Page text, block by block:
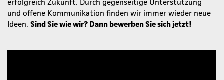
und offene Kommunikation finden wir immer wieder neue
Ideen. Sind Sie wie wir? Dann bewerben Sie sich jetzt!